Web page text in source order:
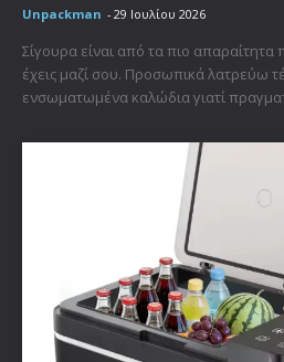
Unpackman - 29 Ιουλίου 2026
Σίγουρα είναι από τα πιο
έχεις μαζί σου. Προσωπικά λατρεύω
ενσωματωμένα καλώδια γιατί